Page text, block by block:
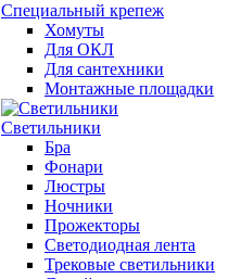
Специальный крепеж
Хомуты
Для ОКЛ
Для сантехники
Монтажные площадки
Светильники
Бра
Фонари
Люстры
Ночники
Прожекторы
Светодиодная лента
Трековые светильники